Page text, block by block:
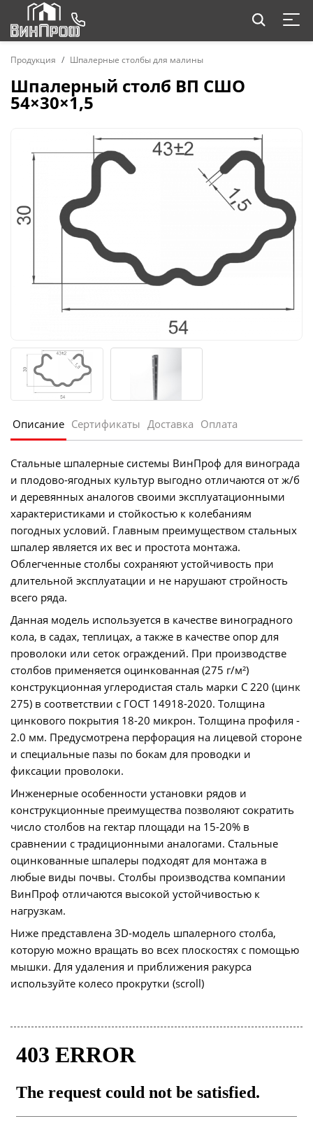
Продукция Шпалерные столбы для малины
Шпалерный столб ВП СШО
54×30×1,5
Описание Сертификаты Доставка Оплата
Стальные шпалерные системы ВинПроф для винограда
и плодово-ягодных культур выгодно отличаются от ж/б
и деревянных аналогов своими эксплуатационными
характеристиками и стойкостью к колебаниям
погодных условий. Главным преимуществом стальных
шпалер является их вес и простота монтажа.
Облегченные столбы сохраняют устойчивость при
длительной эксплуатации и не нарушают стройность
всего ряда.
Данная модель используется в качестве виноградного
кола, в садах, теплицах, а также в качестве опор для
проволоки или сеток ограждений. При производстве
столбов применяется оцинкованная (275 г/м²)
конструкционная углеродистая сталь марки С 220 (цинк
275) в соответствии с ГОСТ 14918-2020. Толщина
цинкового покрытия 18-20 микрон. Толщина профиля -
2.0 мм. Предусмотрена перфорация на лицевой стороне
и специальные пазы по бокам для проводки и
фиксации проволоки.
Инженерные особенности установки рядов и
конструкционные преимущества позволяют сократить
число столбов на гектар площади на 15-20% в
сравнении с традиционными аналогами. Стальные
оцинкованные шпалеры подходят для монтажа в
любые виды почвы. Столбы производства компании
ВинПроф отличаются высокой устойчивостью к
нагрузкам.
Ниже представлена 3D-модель шпалерного столба,
которую можно вращать во всех плоскостях с помощью
мышки. Для удаления и приближения ракурса
используйте колесо прокрутки (scroll)